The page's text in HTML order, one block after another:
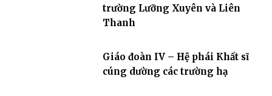
trường Lưỡng Xuyên và Liên
Thanh
Giáo đoàn IV – Hệ phái Khất sĩ
cúng dường các trường hạ